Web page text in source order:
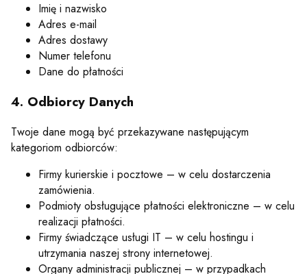
Imię i nazwisko
Adres e-mail
Adres dostawy
Numer telefonu
Dane do płatności
4. Odbiorcy Danych
Twoje dane mogą być przekazywane następującym
kategoriom odbiorców:
Firmy kurierskie i pocztowe – w celu dostarczenia
zamówienia.
Podmioty obsługujące płatności elektroniczne – w celu
realizacji płatności.
Firmy świadczące usługi IT – w celu hostingu i
utrzymania naszej strony internetowej.
Organy administracji publicznej – w przypadkach